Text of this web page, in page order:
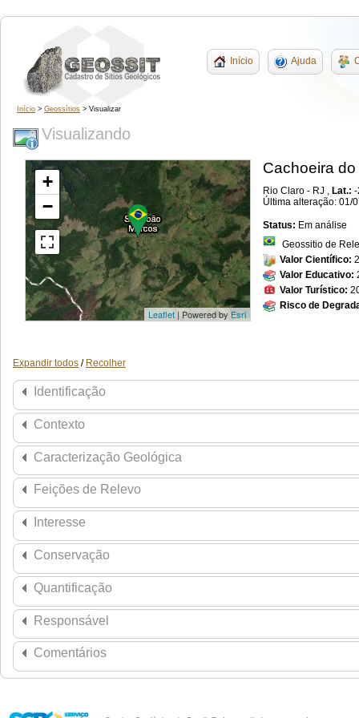
Início Ajuda
Início > Geossítios > Visualizar
Visualizando
+
−
Leaflet | Powered by Esri
Cachoeira
Rio Claro - RJ , Lat.:
Última alteração: 01/
Status: Em análise
Geossitio de
Valor Científico:
Valor Educativo:
Valor Turístico:
Risco de
Expandir todos / Recolher
Identificação
Contexto
Caracterização Geológica
Feições de Relevo
Interesse
Conservação
Quantificação
Responsável
Comentários